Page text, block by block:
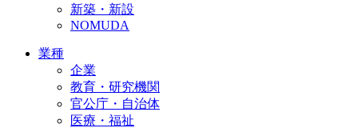
新築・新設
NOMUDA
業種
企業
教育・研究機関
官公庁・自治体
医療・福祉